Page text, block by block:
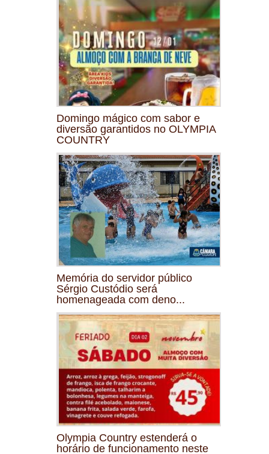
Domingo mágico com sabor e
diversão garantidos no OLYMPIA
COUNTRY
Memória do servidor público
Sérgio Custódio será
homenageada com deno...
Olympia Country estenderá o
horário de funcionamento neste